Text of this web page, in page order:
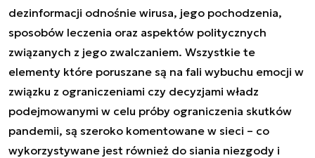
dezinformacji odnośnie wirusa, jego pochodzenia,
sposobów leczenia oraz aspektów politycznych
związanych z jego zwalczaniem. Wszystkie te
elementy które poruszane są na fali wybuchu emocji w
związku z ograniczeniami czy decyzjami władz
podejmowanymi w celu próby ograniczenia skutków
pandemii, są szeroko komentowane w sieci – co
wykorzystywane jest również do siania niezgody i